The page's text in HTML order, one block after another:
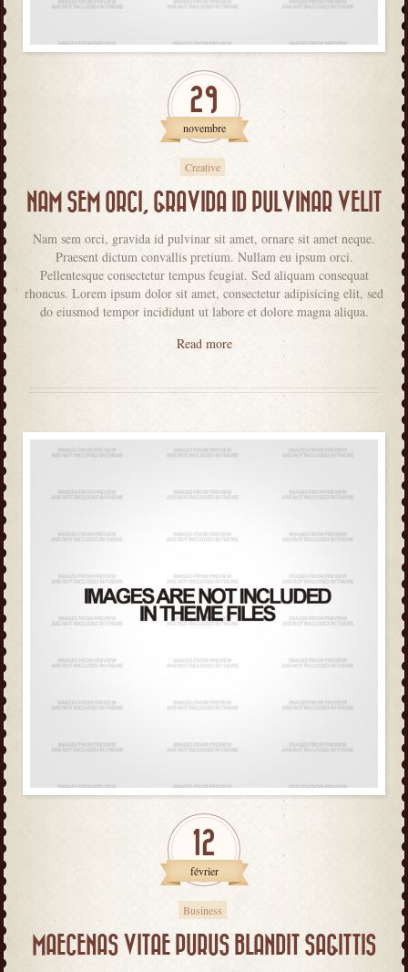
29
novembre
Creative
NAM SEM ORCI, GRAVIDA ID PULVINAR VELIT
Nam sem orci, gravida id pulvinar sit amet, ornare sit amet neque.
Praesent dictum convallis pretium. Nullam eu ipsum orci.
Pellentesque consectetur tempus feugiat. Sed aliquam consequat
rhoncus. Lorem ipsum dolor sit amet, consectetur adipisicing elit, sed
do eiusmod tempor incididunt ut labore et dolore magna aliqua.
Read more
12
février
Business
MAECENAS VITAE PURUS BLANDIT SAGITTIS